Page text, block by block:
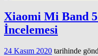
Xiaomi Mi Band
İncelemesi
24 Kasım 2020 tarihinde